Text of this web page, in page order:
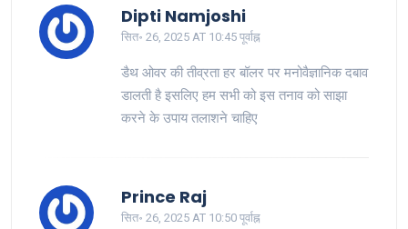
Dipti Namjoshi
सित॰ 26, 2025 AT 10:45 पूर्वाह्न
डैथ ओवर की तीव्रता हर बॉलर पर मनोवैज्ञानिक दबाव
डालती है इसलिए हम सभी को इस तनाव को साझा
करने के उपाय तलाशने चाहिए
Prince Raj
सित॰ 26, 2025 AT 10:50 पूर्वाह्न